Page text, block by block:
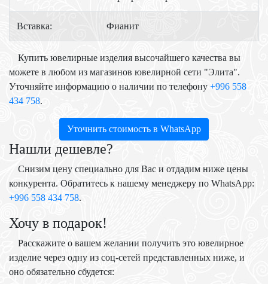
Вставка: Фианит
Купить ювелирные изделия высочайшего качества вы
можете в любом из магазинов ювелирной сети "Элита".
Уточняйте информацию о наличии по телефону +996 558
434 758.
Уточнить стоимость в WhatsApp
Нашли дешевле?
Снизим цену специально для Вас и отдадим ниже цены
конкурента. Обратитесь к нашему менеджеру по WhatsApp:
+996 558 434 758.
Хочу в подарок!
Расскажите о вашем желании получить это ювелирное
изделие через одну из соц-сетей представленных ниже, и
оно обязательно сбудется: